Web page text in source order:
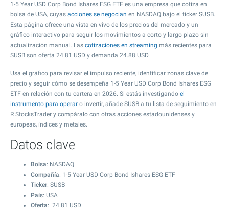
1-5 Year USD Corp Bond Ishares ESG ETF es una empresa que cotiza en
bolsa de USA, cuyas acciones se negocian en NASDAQ bajo el ticker SUSB.
Esta página ofrece una vista en vivo de los precios del mercado y un
gráfico interactivo para seguir los movimientos a corto y largo plazo sin
actualización manual. Las cotizaciones en streaming más recientes para
SUSB son oferta 24.81 USD y demanda 24.88 USD.
Usa el gráfico para revisar el impulso reciente, identificar zonas clave de
precio y seguir cómo se desempeña 1-5 Year USD Corp Bond Ishares ESG
ETF en relación con tu cartera en 2026. Si estás investigando el
instrumento para operar o invertir, añade SUSB a tu lista de seguimiento en
R StocksTrader y compáralo con otras acciones estadounidenses y
europeas, índices y metales.
Datos clave
Bolsa: NASDAQ
Compañía: 1-5 Year USD Corp Bond Ishares ESG ETF
Ticker: SUSB
País: USA
Oferta: 24.81 USD